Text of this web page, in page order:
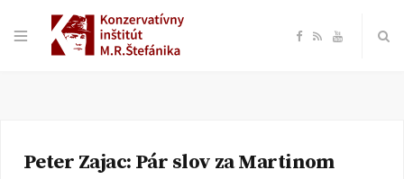
F
e
R Y
Peter Zajac: Pár slov za Martinom